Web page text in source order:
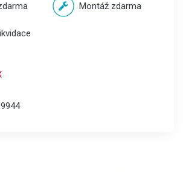
Montáž zdarma